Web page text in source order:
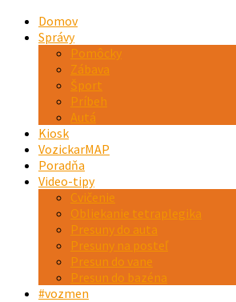
Domov
Správy
Pomôcky
Zábava
Šport
Príbeh
Autá
Kiosk
VozickarMAP
Poradňa
Video-tipy
Cvičenie
Obliekanie tetraplegika
Presuny do auta
Presuny na posteľ
Presun do vane
Presun do bazéna
#vozmen